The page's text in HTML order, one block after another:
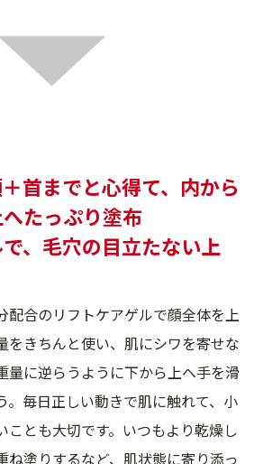
首までと心得て、内から
たっぷり塗布
、毛穴の目立たない上
配合のリフトケアゲルで顔全体を上
をきちんと使い、肌にシワを寄せな
量に逆らうように下から上へ手を滑
。毎日正しい動きで肌に触れて、小
ことも大切です。いつもより乾燥し
ね塗りするなど、肌状態に寄り添っ